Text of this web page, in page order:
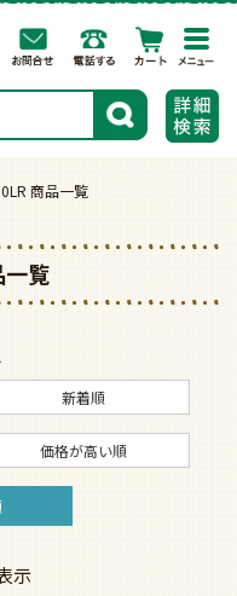
検索
商品一覧
覧
新着順
価格が高い順
示